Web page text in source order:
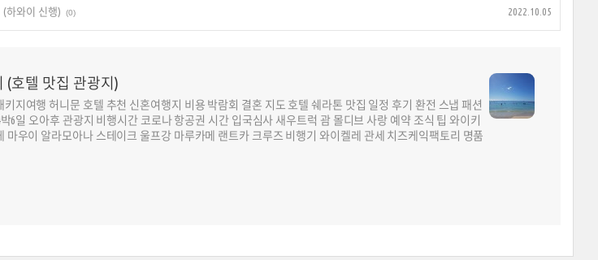
하와이 신행) (0) 2022.10.05
(호텔 맛집 관광지)
지여행 허니문 호텔 추천 신혼여행지 비용 박람회 결혼 지도 호텔 쉐라톤 맛집 일정 후기 환전 스냅 패션
6일 오아후 관광지 비행시간 코로나 항공권 시간 입국심사 새우트럭 괌 몰디브 사랑 예약 조식 팁 와이키
마우이 알라모아나 스테이크 울프강 마루카메 랜트카 크루즈 비행기 와이켈레 관세 치즈케익팩토리 명품